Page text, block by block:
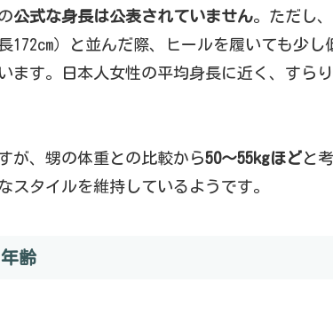
公式な身長は公表されていません。ただし
172cm）と並んだ際、ヒールを履いても少し
ます。日本人女性の平均身長に近く、すら
が、甥の体重との比較から50〜55kgほどと
スタイルを維持しているようです。
齢